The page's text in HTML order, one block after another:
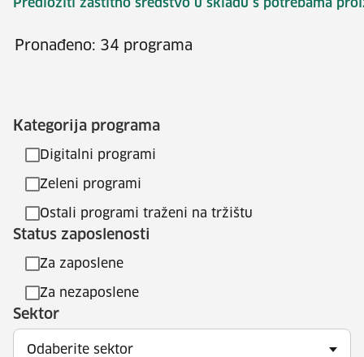
Predložiti zaštitno sredstvo u skladu s potrebama
Pronađeno: 34 programa
Kategorija programa
Digitalni programi
Zeleni programi
Ostali programi traženi na tržištu
Status zaposlenosti
Za zaposlene
Za nezaposlene
Sektor
Odaberite sektor